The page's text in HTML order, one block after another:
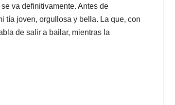
va definitivamente. Antes de
tía joven, orgullosa y bella. La que, con
de salir a bailar, mientras la